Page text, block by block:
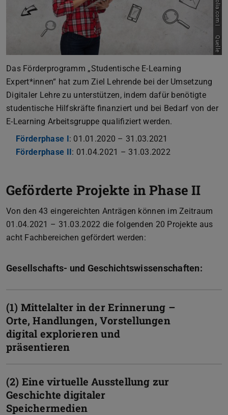
Quelle
Das Förderprogramm „Studentische E-Learning
Expert*innen“ hat zum Ziel Lehrende bei der Umsetzung
Digitaler Lehre zu unterstützen, indem dafür benötigte
studentische Hilfskräfte finanziert und bei Bedarf von der
E-Learning Arbeitsgruppe qualifiziert werden.
Förderphase I: 01.01.2020 – 31.03.2021
Förderphase II: 01.04.2021 – 31.03.2022
Geförderte Projekte in Phase II
Von den 43 eingereichten Anträgen können im Zeitraum
01.04.2021 – 31.03.2022 die folgenden 20 Projekte aus
acht Fachbereichen gefördert werden:
Gesellschafts- und Geschichtswissenschaften:
(1) Mittelalter in der Erinnerung –
Orte, Handlungen, Vorstellungen
digital explorieren und
präsentieren
(2) Eine virtuelle Ausstellung zur
Geschichte digitaler
Speichermedien